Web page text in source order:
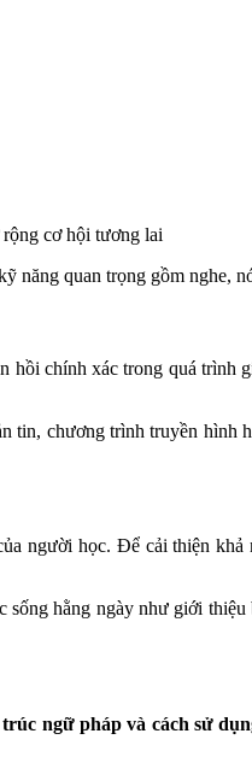
cơ hội tương lai
năng quan trọng gồm nghe,
hồi chính xác trong quá trình
tin, chương trình truyền
người học. Để cải thiện khả
hằng ngày như giới
ngữ pháp và cách sử